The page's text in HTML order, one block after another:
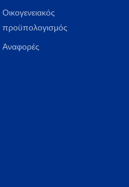
Οικογενειακός
προϋπολογισμός
Αναφορές